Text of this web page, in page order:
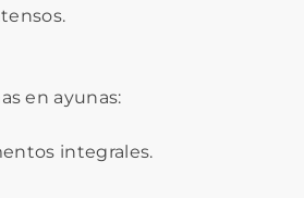
en ayunas:
integrales.